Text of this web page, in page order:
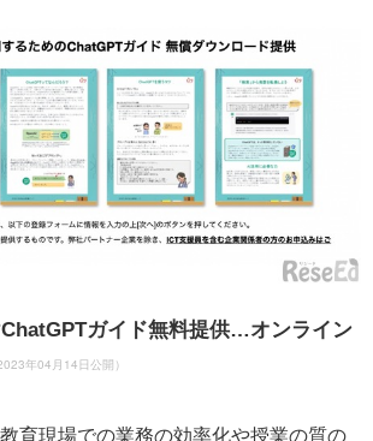
ガイド無料提供…オンライン
2023年04月14日公開）
育現場での業務の効率化や授業の質の